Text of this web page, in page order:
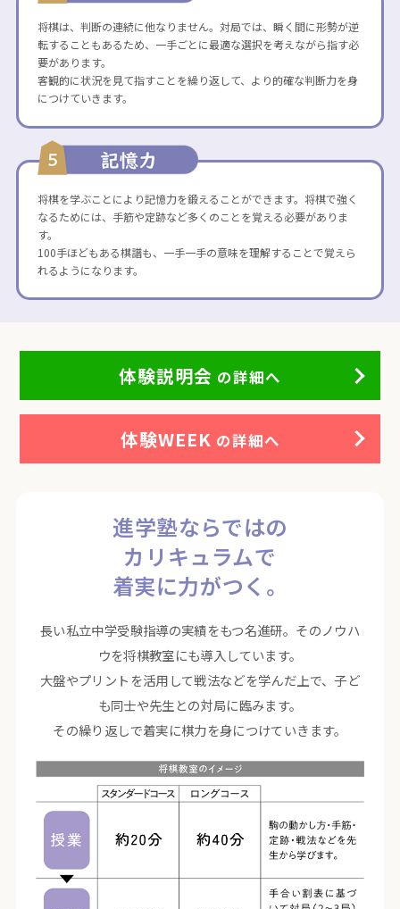
将棋は、判断の連続に他なりません。対局では、瞬く間に形勢が逆
転することもあるため、一手ごとに最適な選択を考えながら指す必
要があります。
客観的に状況を見て指すことを繰り返して、より的確な判断力を身
につけていきます。
将棋を学ぶことにより記憶力を鍛えることができます。将棋で強く
なるためには、手筋や定跡など多くのことを覚える必要がありま
す。
100手ほどもある棋譜も、一手一手の意味を理解することで覚えら
れるようになります。
体験説明会 の詳細へ
体験WEEK の詳細へ
進学塾ならではの
カリキュラムで
着実に力がつく。
長い私立中学受験指導の実績をもつ名進研。そのノウハ
ウを将棋教室にも導入しています。
大盤やプリントを活用して戦法などを学んだ上で、子ど
も同士や先生との対局に臨みます。
その繰り返しで着実に棋力を身につけていきます。